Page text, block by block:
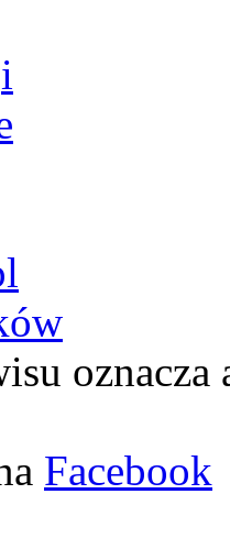
oznacza
Facebook